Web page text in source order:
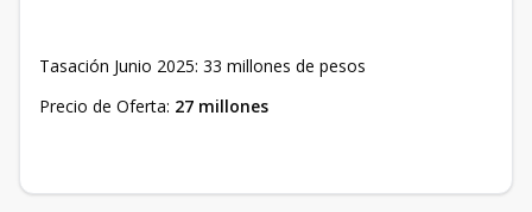
Tasación Junio 2025: 33 millones de pesos
Precio de Oferta: 27 millones